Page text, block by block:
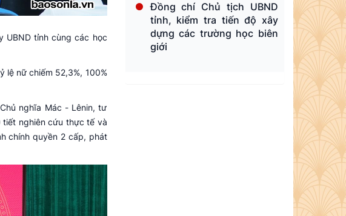
UBND tỉnh cùng các học
lệ nữ chiếm 52,3%, 100%
nghĩa Mác - Lênin, tư
nghiên cứu thực tế và
chính quyền 2 cấp, phát
Đồng chí Chủ tịch UBND
tỉnh, kiểm tra tiến độ xây
dựng các trường học biên
giới